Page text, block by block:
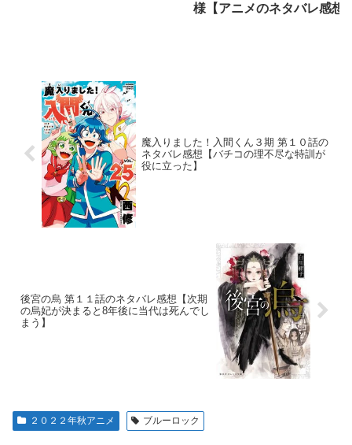
様【アニメのネタバレ感想
魔入りました！入間くん３期 第１０話の
ネタバレ感想【バチコの理不尽な特訓が
役に立った】
後宮の烏 第１１話のネタバレ感想【次期
の烏妃が決まると8年後に当代は死んでし
まう】
２０２２年秋アニメ ブルーロック